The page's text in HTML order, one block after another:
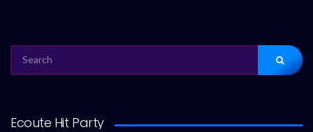
FOR:
Ecoute Hit Party